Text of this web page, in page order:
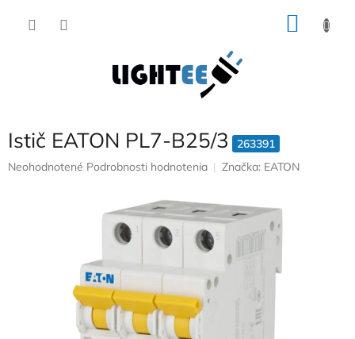
Istič EATON PL7-B25/3
263391
Priemerné
Neohodnotené Podrobnosti hodnotenia Značka: EATON